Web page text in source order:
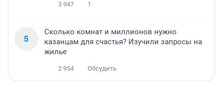
3 947 1
5
Сколько комнат и миллионов нужно
казанцам для счастья? Изучили запросы на
жилье
2 954 Обсудить